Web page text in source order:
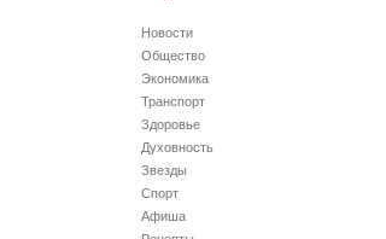
Новости
Общество
Экономика
Транспорт
Здоровье
Духовность
Звезды
Спорт
Афиша